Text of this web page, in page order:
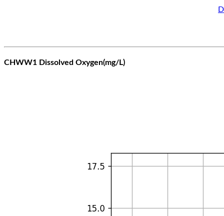
CHWW1 Dissolved Oxygen(mg/L)